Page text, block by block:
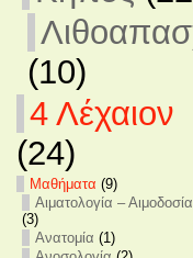
(10)
4 Λέχαιον
(24)
Mαθήματα (9)
Αιματολογία – Αιμοδοσία
(3)
Ανατομία (1)